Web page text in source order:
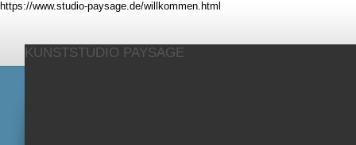
https://www.studio-paysage.de/willkommen.html
KUNSTSTUDIO PAYSAGE